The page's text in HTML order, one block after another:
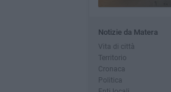
Notizie da Matera
Vita di città
Territorio
Cronaca
Politica